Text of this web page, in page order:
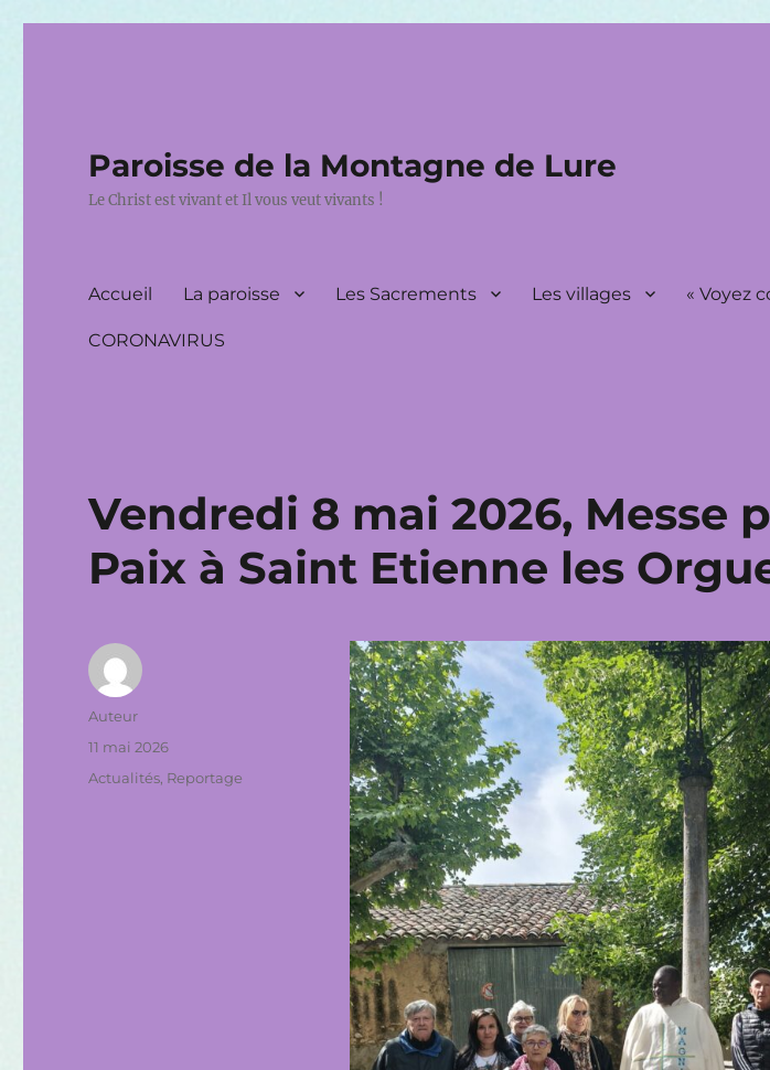
Paroisse de la Montagne de Lure
Le Christ est vivant et Il vous veut vivants !
Accueil La paroisse Les Sacrements Les villages « Voyez
CORONAVIRUS
Vendredi 8 mai 2026, Messe
Paix à Saint Etienne les
Auteur
Auteur
Publié
11 mai 2026
Catégories
Actualités, Reportage